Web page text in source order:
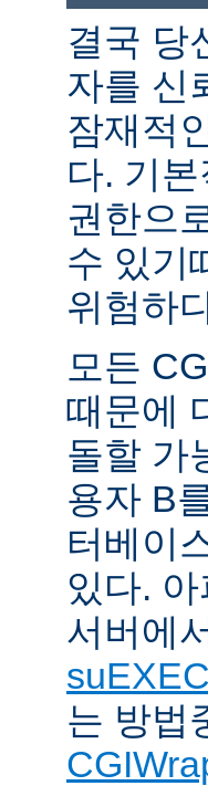
결국 당
자를 신
잠재적
다. 기
권한으
수 있기
위험하
모든
때문에
돌할 가
용자 B
터베이
있다.
서버에
suEXEC
는 방법